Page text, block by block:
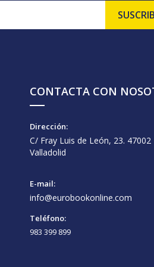
CONTACTA CON
Dirección:
C/ Fray Luis de León, 23. 47002
Valladolid
E-mail:
info@eurobookonline.com
Teléfono:
983 399 899